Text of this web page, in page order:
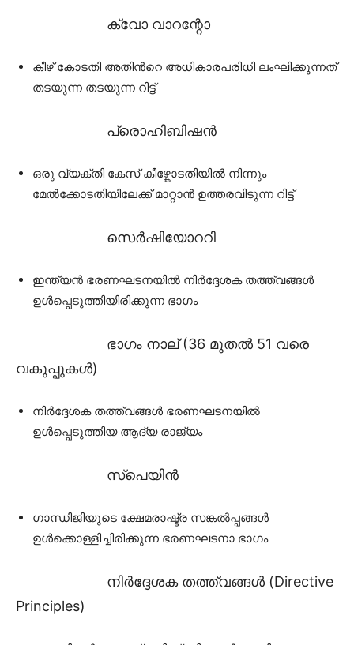
ക്വോ വാറന്റോ
കീഴ് കോടതി അതിൻറെ അധികാരപരിധി ലംഘിക്കുന്നത്
തടയുന്ന തടയുന്ന റിട്ട്
പ്രൊഹിബിഷൻ
ഒരു വ്യക്തി കേസ് കീഴ്കോടതിയിൽ നിന്നും
മേൽക്കോടതിയിലേക്ക് മാറ്റാൻ ഉത്തരവിടുന്ന റിട്ട്
സെർഷിയോററി
ഇന്ത്യൻ ഭരണഘടനയിൽ നിർദ്ദേശക തത്ത്വങ്ങൾ
ഉൾപ്പെടുത്തിയിരിക്കുന്ന ഭാഗം
ഭാഗം നാല് (36 മുതൽ 51 വരെ
വകുപ്പുകൾ)
നിർദ്ദേശക തത്ത്വങ്ങൾ ഭരണഘടനയിൽ
ഉൾപ്പെടുത്തിയ ആദ്യ രാജ്യം
സ്‌പെയിൻ
ഗാന്ധിജിയുടെ ക്ഷേമരാഷ്ട്ര സങ്കൽപ്പങ്ങൾ
ഉൾക്കൊള്ളിച്ചിരിക്കുന്ന ഭരണഘടനാ ഭാഗം
നിർദ്ദേശക തത്ത്വങ്ങൾ (Directive
Principles)